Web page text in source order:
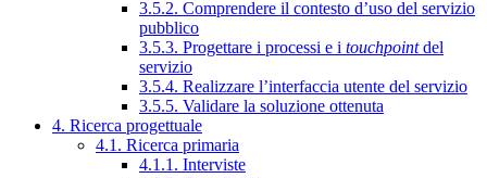
3.5.2. Comprendere il contesto d’uso del servizio
pubblico
3.5.3. Progettare i processi e i touchpointdel
servizio
3.5.4. Realizzare l’interfaccia utente del servizio
3.5.5. Validare la soluzione ottenuta
4. Ricerca progettuale
4.1. Ricerca primaria
4.1.1. Interviste